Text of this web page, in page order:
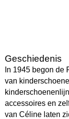
Geschiedenis
In 1945 begon de
van
accessoires en
van Céline laten